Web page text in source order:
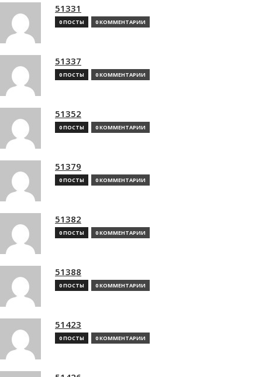
51331
0 ПОСТЫ 0 КОММЕНТАРИИ
51337
0 ПОСТЫ 0 КОММЕНТАРИИ
51352
0 ПОСТЫ 0 КОММЕНТАРИИ
51379
0 ПОСТЫ 0 КОММЕНТАРИИ
51382
0 ПОСТЫ 0 КОММЕНТАРИИ
51388
0 ПОСТЫ 0 КОММЕНТАРИИ
51423
0 ПОСТЫ 0 КОММЕНТАРИИ